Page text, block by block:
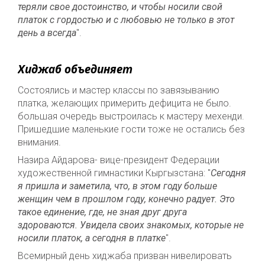
теряли свое достоинство, и чтобы носили свой
платок с гордостью и с любовью не только в этот
день а всегда".
Хиджаб объединяет
Состоялись и мастер классы по завязыванию
платка, желающих примерить дефицита не было.
большая очередь выстроилась к мастеру мехенди.
Пришедшие маленькие гости тоже не остались без
внимания.
Назира Айдарова- вице-президент Федерации
художественной гимнастики Кыргызстана: "Сегодня
я пришла и заметила, что, в этом году больше
женщин чем в прошлом году, конечно радует. Это
такое единение, где, не зная друг друга
здороваются. Увидела своих знакомых, которые не
носили платок, а сегодня в платке".
Всемирный день хиджаба призван нивелировать